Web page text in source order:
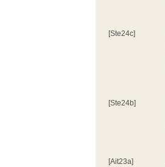
[Ste24c]
[Ste24b]
[Ait23a]